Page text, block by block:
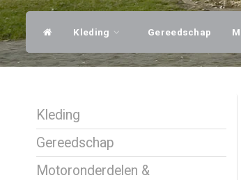
Kleding Gereedschap
Kleding
Gereedschap
Motoronderdelen &